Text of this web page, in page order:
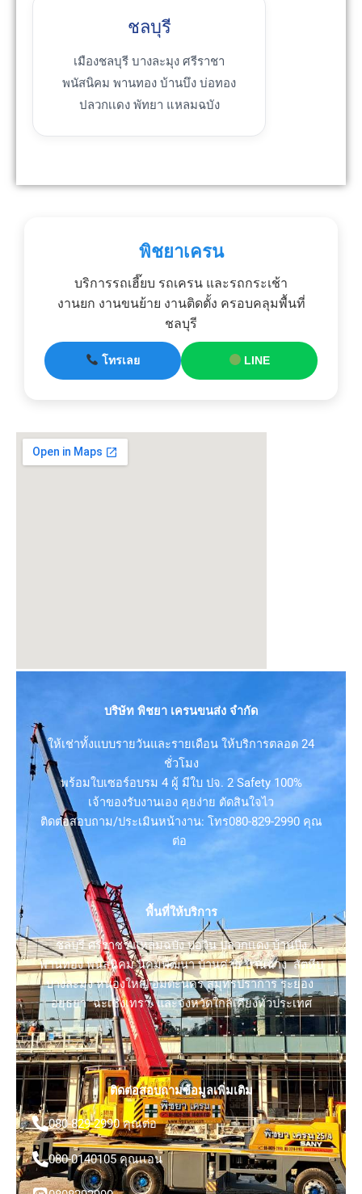
ชลบุรี
เมืองชลบุรี บางละมุง ศรีราชา
พนัสนิคม พานทอง บ้านบึง บ่อทอง
ปลวกเเดง พัทยา แหลมฉบัง
พิชยาเครน
บริการรถเฮี๊ยบ รถเครน และรถกระเช้า
งานยก งานขนย้าย งานติดตั้ง ครอบคลุมพื้นที่
ชลบุรี
โทรเลย LINE
บริษัท พิชยา เครนขนส่ง จำกัด
ให้เช่าทั้งแบบรายวันและรายเดือน ให้บริการตลอด 24
ชั่วโมง
พร้อมใบเซอร์อบรม 4 ผู้ มีใบ ปจ. 2 Safety 100%
เจ้าของรับงานเอง คุยง่าย ตัดสินใจไว
ติดต่อสอบถาม/ประเมินหน้างาน: โทร080-829-2990 คุณ
ต่อ
พื้นที่ให้บริการ
ชลบุรี ศรีราชา แหลมฉบัง บ่อวิน ปลวกเเดง บ้านบึง
พานทอง พนัสนิคม นิคมพัฒนา บ้านค่าย บ้านฉาง สัตหีบ
บางละมุง หนองใหญ่ อมตะนคร สมุทรปราการ ระยอง
อยุธยา ฉะเชิงเทรา และจังหวัดใกล้เคียงทั่วประเทศ
ติดต่อสอบถามข้อมูลเพิ่มเติม
080-829-2990 คุณต่อ
080-0140105 คุณเเอน